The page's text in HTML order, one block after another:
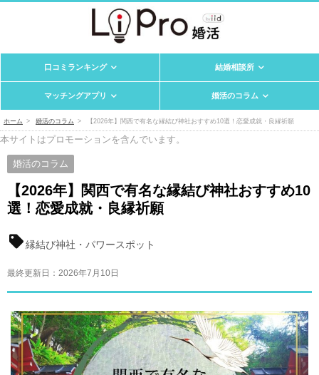
口コミランキング 結婚相談所
マッチングアプリ 婚活のコラム
ホーム 婚活のコラム 【2026年】関西で有名な縁結び神社おすすめ10選！恋愛成就・良縁祈願
本サイトはプロモーションを含んでいます。
婚活のコラム
【2026年】関西で有名な縁結び神社おすすめ10
選！恋愛成就・良縁祈願
縁結び神社・パワースポット
最終更新日： 2026年7月10日